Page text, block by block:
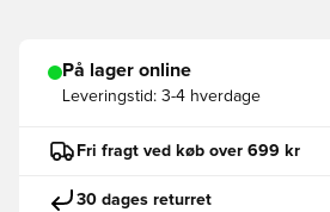
På lager online
Leveringstid: 3-4 hverdage
Fri fragt ved køb over 699 kr
30 dages returret